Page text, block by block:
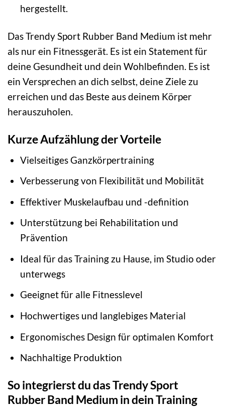
hergestellt.
Das Trendy Sport Rubber Band Medium ist mehr
als nur ein Fitnessgerät. Es ist ein Statement für
deine Gesundheit und dein Wohlbefinden. Es ist
ein Versprechen an dich selbst, deine Ziele zu
erreichen und das Beste aus deinem Körper
herauszuholen.
Kurze Aufzählung der Vorteile
Vielseitiges Ganzkörpertraining
Verbesserung von Flexibilität und Mobilität
Effektiver Muskelaufbau und -definition
Unterstützung bei Rehabilitation und
Prävention
Ideal für das Training zu Hause, im Studio oder
unterwegs
Geeignet für alle Fitnesslevel
Hochwertiges und langlebiges Material
Ergonomisches Design für optimalen Komfort
Nachhaltige Produktion
So integrierst du das Trendy Sport
Rubber Band Medium in dein Training